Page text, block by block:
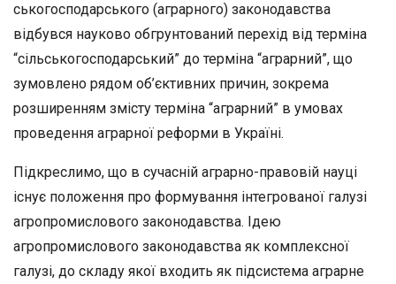
ськогосподарського (аграрного) законодавства
відбувся науково обгрунтований перехід від терміна
“сільськогосподарський” до тер­міна “аграрний”, що
зумовлено рядом об’єктивних причин, зокре­ма
розширенням змісту терміна “аграрний” в умовах
проведення аграрної реформи в Україні.
Підкреслимо, що в сучасній аграрно-правовій науці
існує поло­ження про формування інтегрованої галузі
агропромислового зако­нодавства. Ідею
агропромислового законодавства як комплексної
галузі, до складу якої входить як підсистема аграрне